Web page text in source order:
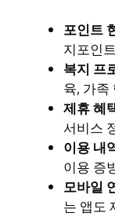
포인트
지포인
복지 프
육, 가족
제휴 혜
서비스
이용 내
이용 증
모바일
는 앱도